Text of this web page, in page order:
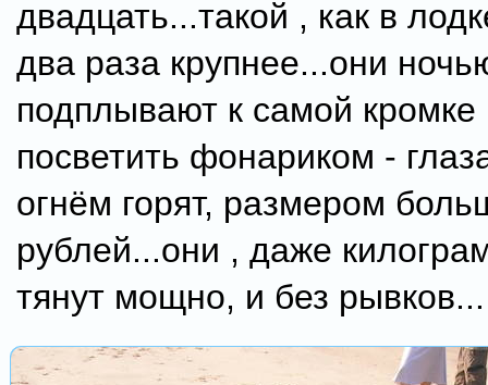
двадцать...такой , как в
два раза крупнее...они
подплывают к самой
посветить фонариком -
огнём горят, размером
рублей...они , даже
тянут мощно, и без рывков...